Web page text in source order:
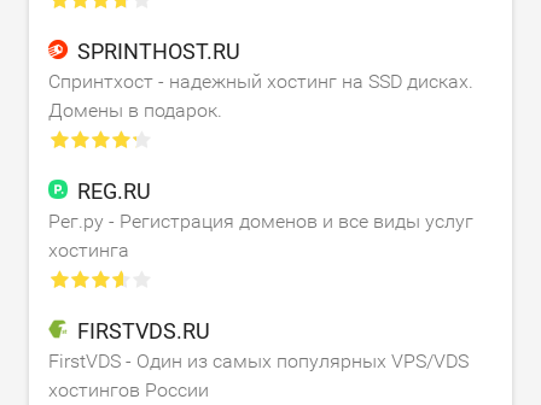
SPRINTHOST.RU
Спринтхост - надежный хостинг на SSD дисках.
Домены в подарок.
REG.RU
Рег.ру - Регистрация доменов и все виды услуг
хостинга
FIRSTVDS.RU
FirstVDS - Один из самых популярных VPS/VDS
хостингов России